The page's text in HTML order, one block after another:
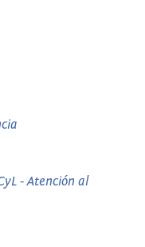
- Atención al